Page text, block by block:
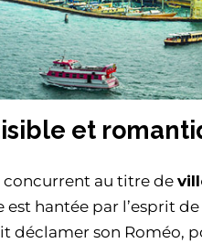
et
concurrent au titre de
hantée par l’esprit de
déclamer son Roméo,